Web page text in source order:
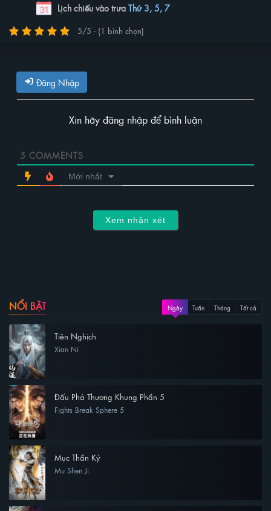
Tập 8
Lịch chiếu vào trưa Thứ 3, 5, 7
5/5 - (1 bình chọn)
Đăng Nhập
Xin hãy đăng nhập để bình luận
5 COMMENTS
Mới nhất
Xem nhận xét
NỔI BẬT Ngày Tuần Tháng Tất cả
Tiên Nghịch
Xian Ni
Đấu Phá Thương Khung Phần 5
Fights Break Sphere 5
Mục Thần Ký
Mu Shen Ji